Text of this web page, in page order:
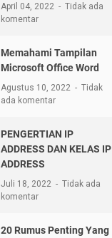
April 04, 2022
Tidak ada
komentar
Memahami Tampilan
Microsoft Office Word
Agustus 10, 2022
Tidak
ada komentar
PENGERTIAN IP
ADDRESS DAN KELAS IP
ADDRESS
Juli 18, 2022
Tidak ada
komentar
20 Rumus Penting Yang